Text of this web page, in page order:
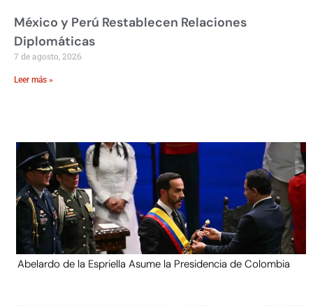
México y Perú Restablecen Relaciones
Diplomáticas
7 de agosto, 2026
Leer más »
Abelardo de la Espriella Asume la Presidencia de Colombia